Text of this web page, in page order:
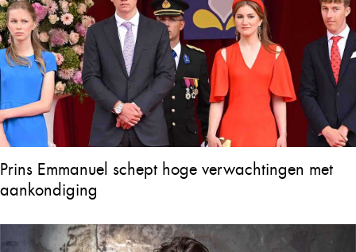
Prins Emmanuel schept hoge verwachtingen met
aankondiging